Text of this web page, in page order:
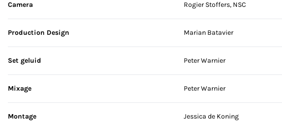
Camera Rogier Stoffers, NSC
Production Design Marian Batavier
Set geluid Peter Warnier
Mixage Peter Warnier
Montage Jessica de Koning